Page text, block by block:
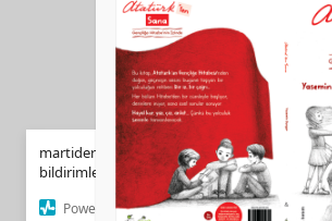
martidergisi.com masaüstünüze web push
bildirimleri göndermesine izin verin.
Powered by SendPulse
Müze Gazhane’ de Kemal
08/04/2023
Hayat Ertelemeye Gelmez
19/03/2015